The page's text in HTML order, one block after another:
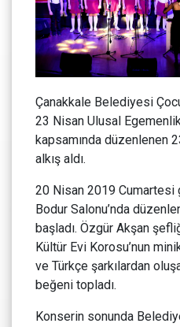
Çanakkale Belediyesi
23 Nisan Ulusal
kapsamında düzenlenen
alkış aldı.
20 Nisan 2019 Cumartesi
Bodur Salonu’nda
başladı. Özgür Akşan
Kültür Evi Korosu’nun
ve Türkçe şarkılardan
beğeni topladı.
Konserin sonunda